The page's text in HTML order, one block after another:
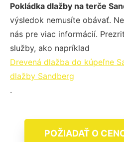
Pokládka dlažby na terče
výsledok nemusíte obávať.
nás pre viac informácií.
služby, ako napríklad
Drevená dlažba do kúpeľne
dlažby Sandberg
.
POŽIADAŤ O